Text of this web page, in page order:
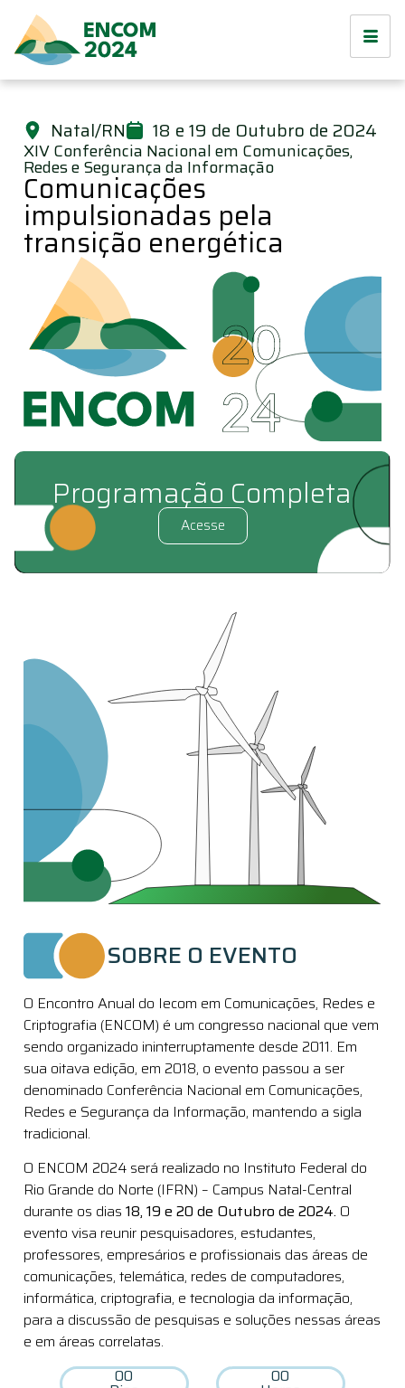
Natal/RN 18 e 19 de Outubro de 2024
XIV Conferência Nacional em Comunicações,
Redes e Segurança da Informação
Comunicações
impulsionadas pela
transição energética
Programação Completa
Acesse
SOBRE O EVENTO
O Encontro Anual do Iecom em Comunicações, Redes e
Criptografia (ENCOM) é um congresso nacional que vem
sendo organizado ininterruptamente desde 2011. Em
sua oitava edição, em 2018, o evento passou a ser
denominado Conferência Nacional em Comunicações,
Redes e Segurança da Informação, mantendo a sigla
tradicional.
O ENCOM 2024 será realizado no Instituto Federal do
Rio Grande do Norte (IFRN) – Campus Natal-Central
durante os dias 18, 19 e 20 de Outubro de 2024. O
evento visa reunir pesquisadores, estudantes,
professores, empresários e profissionais das áreas de
comunicações, telemática, redes de computadores,
informática, criptografia, e tecnologia da informação,
para a discussão de pesquisas e soluções nessas áreas
e em áreas correlatas.
00
00